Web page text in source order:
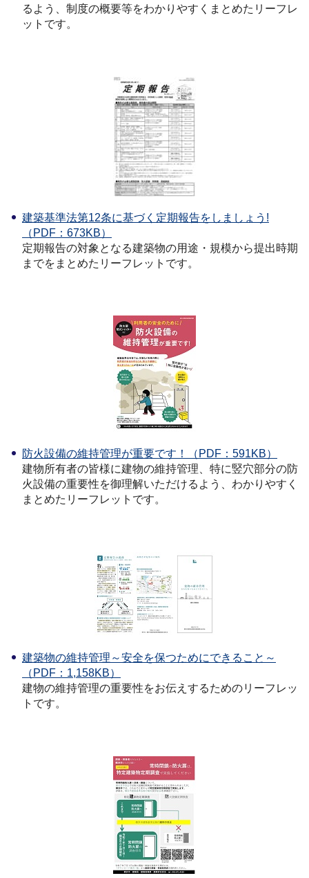
るよう、制度の概要等をわかりやすくまとめたリーフレ
ットです。
建築基準法第12条に基づく定期報告をしましょう!
（PDF：673KB）
定期報告の対象となる建築物の用途・規模から提出時期
までをまとめたリーフレットです。
防火設備の維持管理が重要です！（PDF：591KB）
建物所有者の皆様に建物の維持管理、特に竪穴部分の防
火設備の重要性を御理解いただけるよう、わかりやすく
まとめたリーフレットです。
建築物の維持管理～安全を保つためにできること～
（PDF：1,158KB）
建物の維持管理の重要性をお伝えするためのリーフレッ
トです。